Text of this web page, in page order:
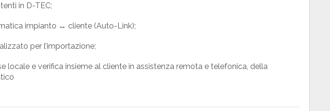
in D-TEC;
impianto ↔ cliente (Auto-Link);
per l’importazione;
locale e verifica insieme al cliente in assistenza remota e telefonica, della